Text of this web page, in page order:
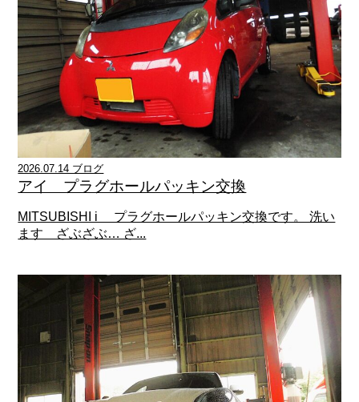
2026.07.14 ブログ
アイ プラグホールパッキン交換
MITSUBISHI i プラグホールパッキン交換です。 洗い
ます ざぶざぶ… ざ...